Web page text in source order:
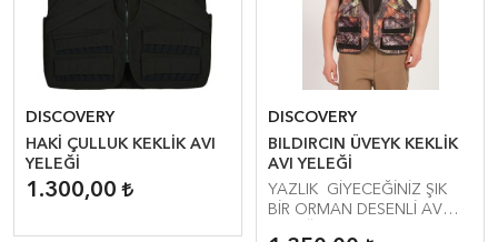
DISCOVERY
HAKİ ÇULLUK KEKLİK AVI
YELEĞİ
1.300,00
DISCOVERY
BILDIRCIN ÜVEYK KEKLİK
AVI YELEĞİ
YAZLIK GİYECEĞİNİZ ŞIK
BİR ORMAN DESENLİ AV